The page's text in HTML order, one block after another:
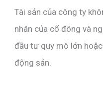
Tài sản của công ty
nhân của cổ đông và
đầu tư quy mô lớn
động sản.